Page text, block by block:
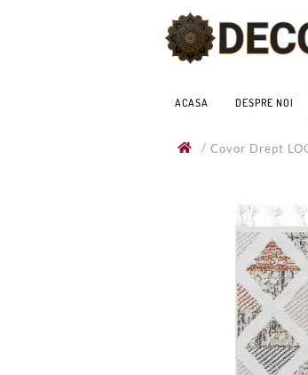
ACASA DESPRE NOI
/ Covor Drept